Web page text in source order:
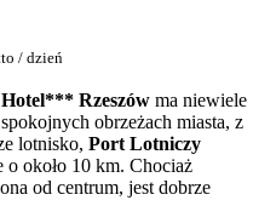
/ dzień
Rzeszów ma niewiele
obrzeżach miasta, z
lotnisko, Port Lotniczy
o około 10 km. Chociaż
od centrum, jest dobrze